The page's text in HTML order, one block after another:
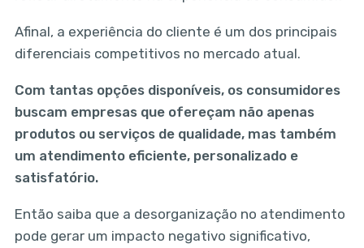
Afinal, a experiência do cliente é um dos principais
diferenciais competitivos no mercado atual.
Com tantas opções disponíveis, os consumidores
buscam empresas que ofereçam não apenas
produtos ou serviços de qualidade, mas também
um atendimento eficiente, personalizado e
satisfatório.
Então saiba que a desorganização no atendimento
pode gerar um impacto negativo significativo,